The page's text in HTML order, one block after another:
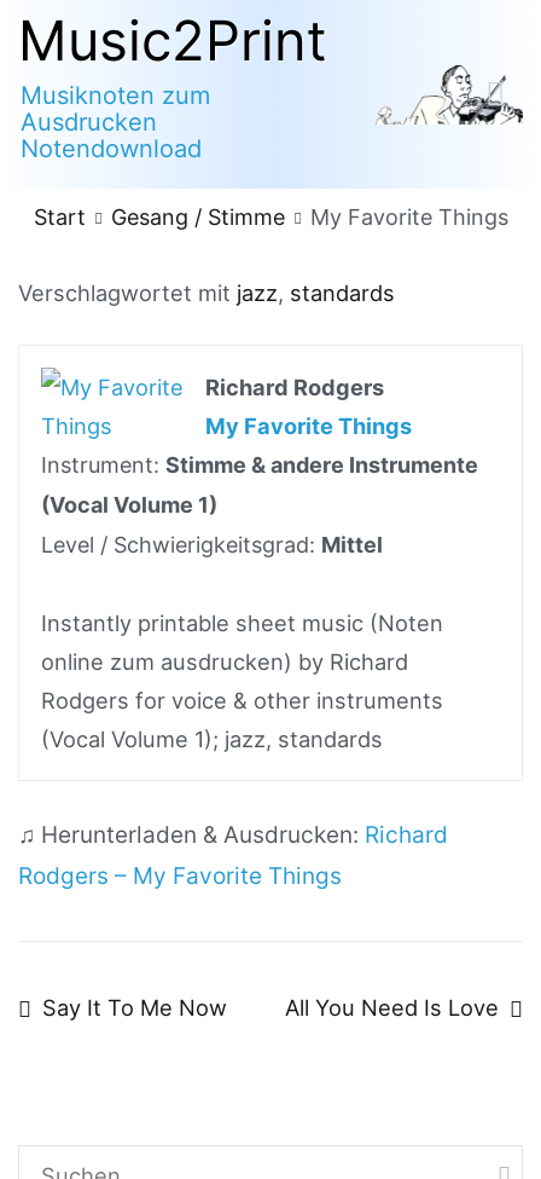
Zum
Inhalt
springen
Music2Print
Musiknoten zum
Ausdrucken
Notendownload
Start Gesang / Stimme My Favorite Things
Verschlagwortet mit jazz, standards
Richard Rodgers
My Favorite Things
Instrument:Stimme & andere Instrumente
(Vocal Volume 1)
Level / Schwierigkeitsgrad: Mittel
Instantly printable sheet music (Noten
online zum ausdrucken) by Richard
Rodgers for voice & other instruments
(Vocal Volume 1); jazz, standards
♫ Herunterladen & Ausdrucken: Richard
Rodgers – My Favorite Things
Beitragsnavigation
Say It To Me Now All You Need Is Love
Suchen